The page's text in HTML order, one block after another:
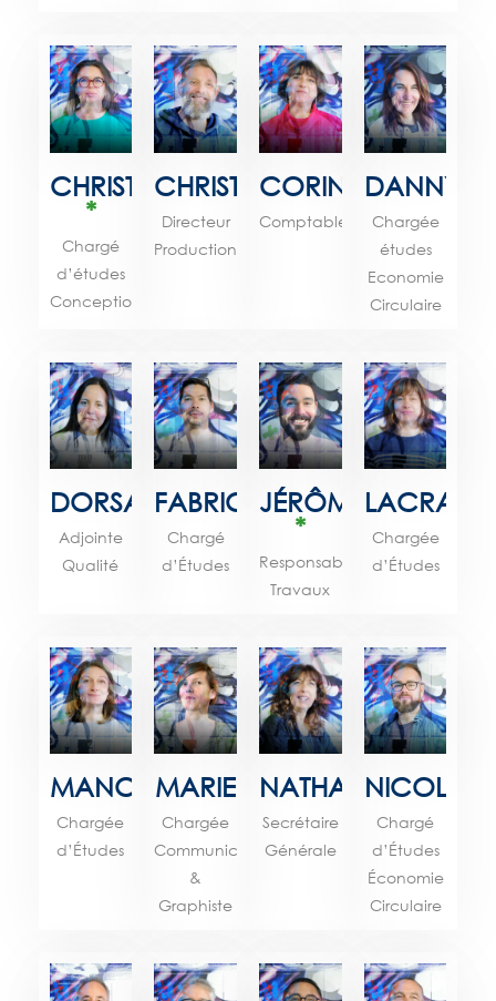
CHRISTELLE
*
Chargé
d’études
Conception
CHRISTOPHE
Directeur
Production
CORINNE
Comptable
DANNY
Chargée
études
Economie
Circulaire
DORSAF
Adjointe
Qualité
FABRICE
Chargé
d’Études
JÉRÔME
*
Responsable
Travaux
LACRA
Chargée
d’Études
MANON
Chargée
d’Études
MARIE
Chargée
Communication
&
Graphiste
NATHALIE
Secrétaire
Générale
NICOLAS
Chargé
d’Études
Économie
Circulaire